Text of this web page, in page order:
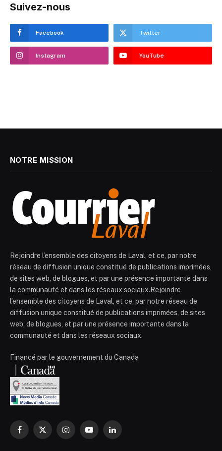
Suivez-nous
Facebook Twitter
Instagram YouTube
NOTRE MISSION
Rejoindre l’ensemble des citoyens de Laval, et ce, par notre
réseau de diffusion unique constitué de publications imprimées,
de sites web, de blogues, et par une présence importante dans
la communauté et dans les réseaux sociaux.Rejoindre
l’ensemble des citoyens de Laval, et ce, par notre réseau de
diffusion unique constitué de publications imprimées, de sites
web, de blogues, et par une présence importante dans la
communauté et dans les réseaux sociaux.
Financé par le gouvernement du Canada
Facebook
X
InstagramYouTubeLinkedIn